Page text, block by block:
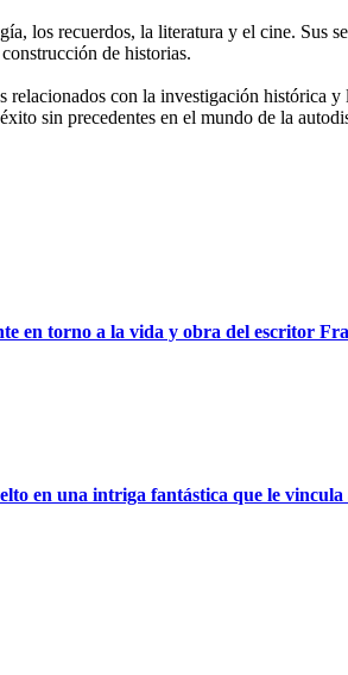
los recuerdos, la literatura y el cine. Sus
de historias.
con la investigación histórica
sin precedentes en el mundo de la
en torno a la vida y obra del escritor
en una intriga fantástica que le